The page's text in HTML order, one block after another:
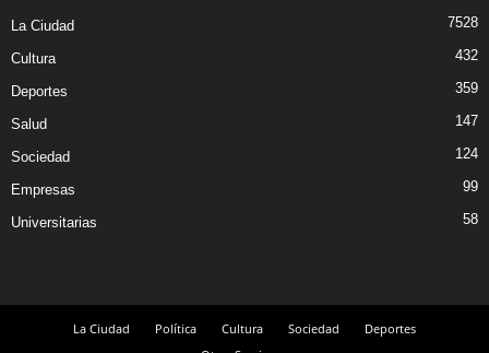
La Ciudad 7528
Cultura 432
Deportes 359
Salud 147
Sociedad 124
Empresas 99
Universitarias 58
La Ciudad Política Cultura Sociedad
Deportes